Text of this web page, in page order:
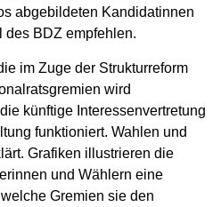
abgebildeten Kandidatinnen
des BDZ empfehlen.
im Zuge der Strukturreform
wird
künftige Interessenvertretung
funktioniert. Wahlen und
Grafiken illustrieren die
und Wählern eine
Gremien sie den